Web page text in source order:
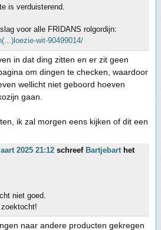
is verduisterend.
voor alle FRIDANS rolgordijn:
wit-90499014/
in dat ding zitten en er zit geen
om dingen te checken, waardoor
wellicht niet geboord hoeven
gaan.
ik zal morgen eens kijken of dit een
2025 21:12 schreef Bartjebarthet
niet goed.
naar andere producten gekregen